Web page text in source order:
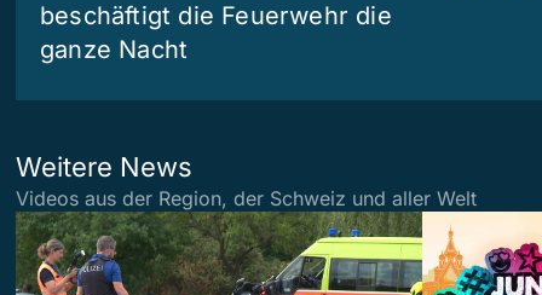
beschäftigt die Feuerwehr die
ganze Nacht
Weitere News
Videos aus der Region, der Schweiz und aller Welt